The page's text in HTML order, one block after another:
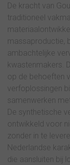
De kracht van
traditioneel
massaproductie,
ambachtelijke
kwastenmakers.
op de behoeften
verfoplossingen
samenwerken
De synthetische
ontwikkeld voor
zonder in te
Nederlandse
die aansluiten bij